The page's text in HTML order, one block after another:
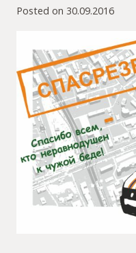
Posted on 30.09.2016